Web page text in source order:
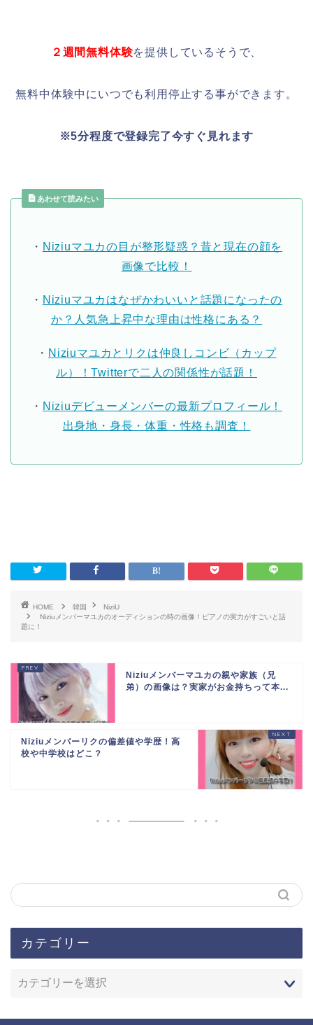
２週間無料体験を提供しているそうで、
無料中体験中にいつでも利用停止する事ができます。
※5分程度で登録完了今すぐ見れます
あわせて読みたい
・ Niziuマユカの目が整形疑惑？昔と現在の顔を
画像で比較！
・ Niziuマユカはなぜかわいいと話題になったの
か？人気急上昇中な理由は性格にある？
・ Niziuマユカとリクは仲良しコンビ（カップ
ル）！Twitterで二人の関係性が話題！
・ Niziuデビューメンバーの最新プロフィール！
出身地・身長・体重・性格も調査！
HOME 韓国
NiziU
Niziuメンバーマユカのオーディションの時の画像！ピアノの実力がすごいと話
題に！
Niziuメンバーマユカの親や家族（兄
弟）の画像は？実家がお金持ちって本...
Niziuメンバーリクの偏差値や学歴！高
校や中学校はどこ？
カテゴリー